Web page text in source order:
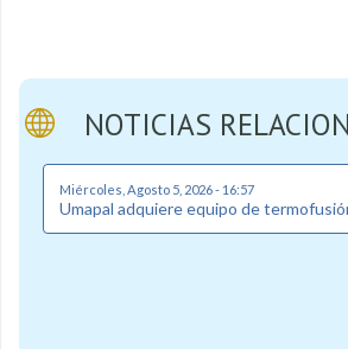
NOTICIAS
Miércoles, Agosto 5, 2026 - 16:57
Umapal adquiere equipo de